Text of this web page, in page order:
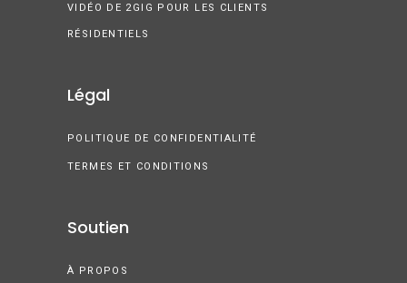
VIDÉO DE 2GIG POUR LES CLIENTS
RÉSIDENTIELS
Légal
POLITIQUE DE CONFIDENTIALITÉ
TERMES ET CONDITIONS
Soutien
À PROPOS